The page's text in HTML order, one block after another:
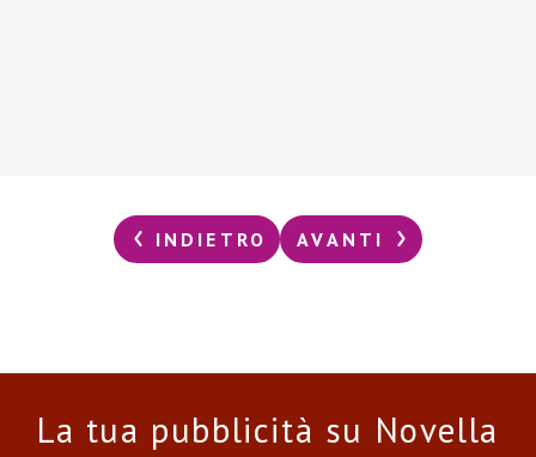
INDIETRO AVANTI
La tua pubblicità su Novella